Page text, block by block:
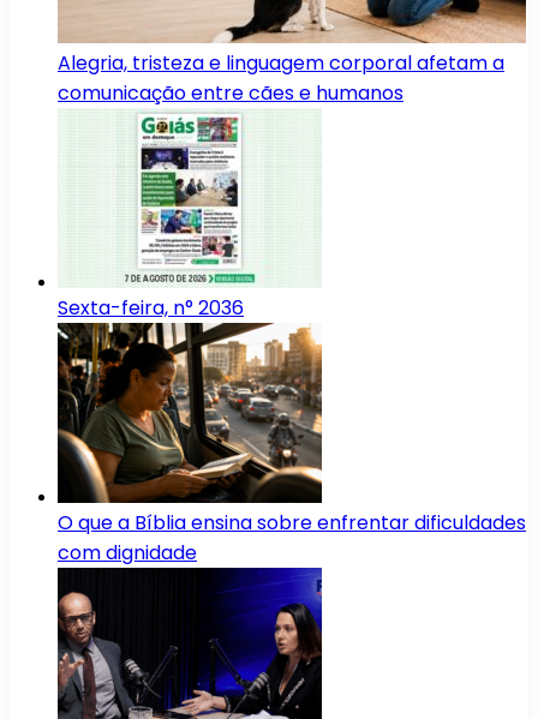
Alegria, tristeza e linguagem corporal afetam a
comunicação entre cães e humanos
Sexta-feira, n° 2036
O que a Bíblia ensina sobre enfrentar dificuldades
com dignidade